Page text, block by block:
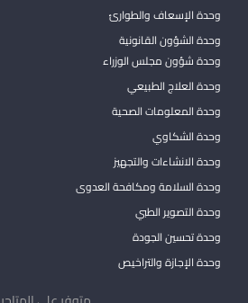
وحدة الإسعاف والطوارئ
وحدة الشؤون القانونية
وحدة شؤون مجلس الوزراء
وحدة العلاج الطبيعي
وحدة المعلومات الصحية
وحدة الشكاوي
وحدة الانشاءات والتجهيز
وحدة السلامة ومكافحة العدوى
وحدة التصوير الطبي
وحدة تحسين الجودة
وحدة الإجازة والتراخيص